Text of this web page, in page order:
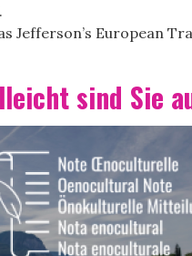
Jefferson’s European
sind Sie